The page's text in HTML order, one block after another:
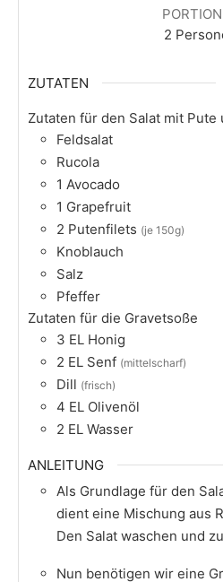
2
ZUTATEN
Zutaten für den Salat mit Pute
Feldsalat
Rucola
1 Avocado
1 Grapefruit
2 Putenfilets (je 150g)
Knoblauch
Salz
Pfeffer
Zutaten für die Gravetsoße
3 EL Honig
2 EL Senf (mittelscharf)
Dill (frisch)
4 EL Olivenöl
2 EL Wasser
ANLEITUNG
Als Grundlage für den
dient eine Mischung aus
Den Salat waschen und
Nun benötigen wir eine